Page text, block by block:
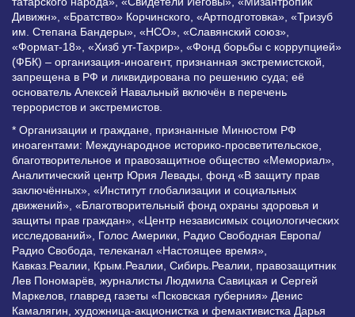
Дивижн», «Братство» Корчинского, «Артподготовка», «Тризуб
им. Степана Бандеры», «НСО», «Славянский союз»,
«Формат-18», «Хизб ут-Тахрир», «Фонд борьбы с коррупцией»
(ФБК) – организация-иноагент, признанная экстремистской,
запрещена в РФ и ликвидирована по решению суда; её
основатель Алексей Навальный включён в перечень
террористов и экстремистов.
* Организации и граждане, признанные Минюстом РФ
иноагентами: Международное историко-просветительское,
благотворительное и правозащитное общество «Мемориал»,
Аналитический центр Юрия Левады, фонд «В защиту прав
заключённых», «Институт глобализации и социальных
движений», «Благотворительный фонд охраны здоровья и
защиты прав граждан», «Центр независимых социологических
исследований», Голос Америки, Радио Свободная Европа/
Радио Свобода, телеканал «Настоящее время»,
Кавказ.Реалии, Крым.Реалии, Сибирь.Реалии, правозащитник
Лев Пономарёв, журналисты Людмила Савицкая и Сергей
Маркелов, главред газеты «Псковская губерния» Денис
Камалягин, художница-акционистка и фемактивистка Дарья